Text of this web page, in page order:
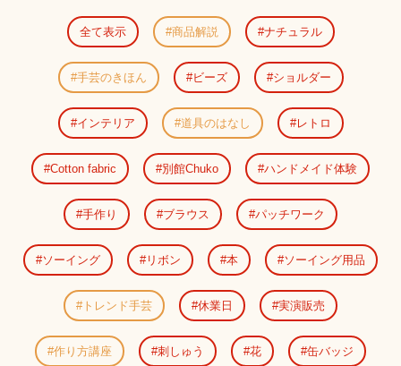
全て表示 商品解説 ナチュラル
手芸のきほん ビーズ ショルダー
インテリア 道具のはなし レトロ
Cotton fabric 別館Chuko ハンドメイド体験
手作り ブラウス パッチワーク
ソーイング リボン 本 ソーイング用品
トレンド手芸 休業日 実演販売
作り方講座 刺しゅう 花 缶バッジ